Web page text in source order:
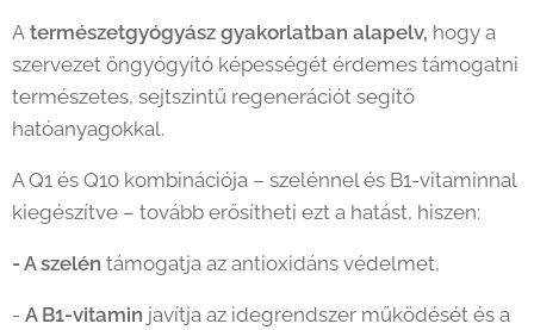
A természetgyógyász gyakorlatban alapelv, hogy a
szervezet öngyógyító képességét érdemes támogatni
természetes, sejtszintű regenerációt segítő
hatóanyagokkal.
A Q1 és Q10 kombinációja – szelénnel és B1-vitaminnal
kiegészítve – tovább erősítheti ezt a hatást, hiszen:
- A szelén támogatja az antioxidáns védelmet,
- A B1-vitamin javítja az idegrendszer működését és a